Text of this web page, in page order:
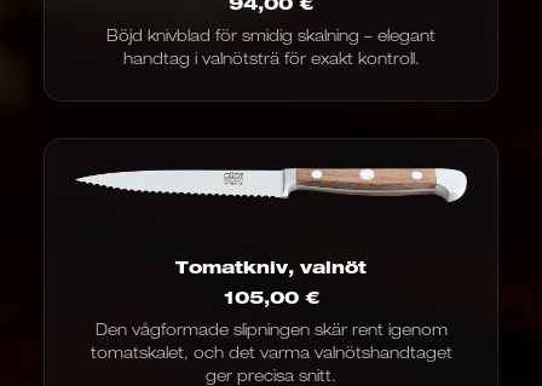
Böjd knivblad för smidig skalning – elegant
handtag i valnötsträ för exakt kontroll.
Tomatkniv, valnöt
105,00 €
Den vågformade slipningen skär rent igenom
tomatskalet, och det varma valnötshandtaget
ger precisa snitt.